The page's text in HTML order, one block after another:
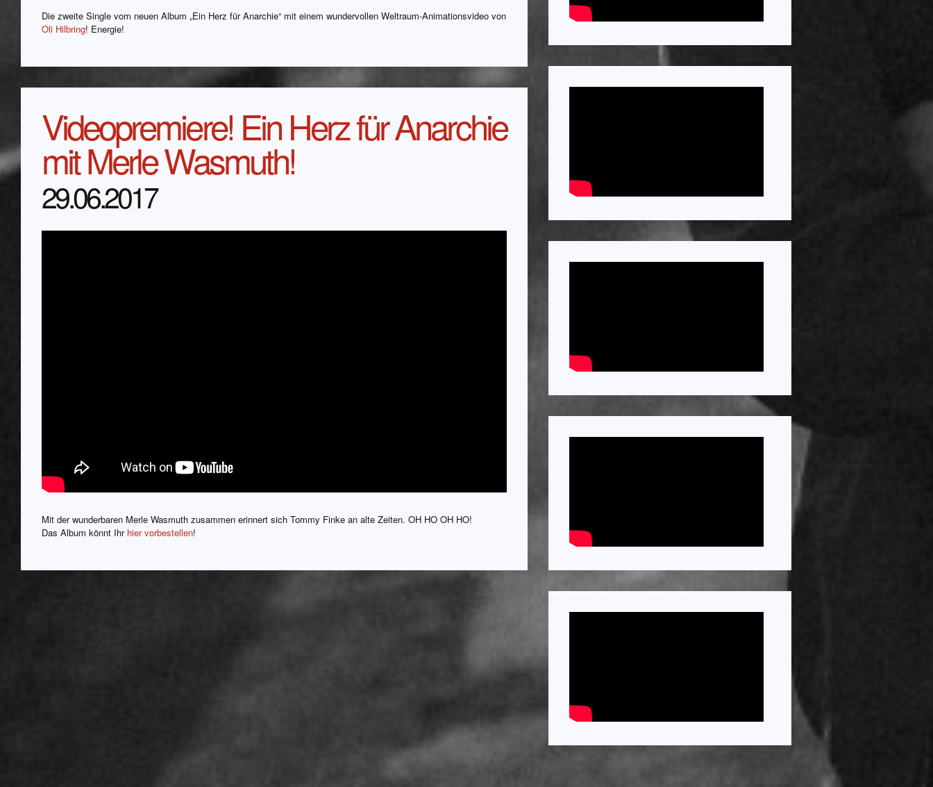
Die zweite Single vom neuen Album „Ein Herz für Anarchie“ mit einem wundervollen Weltraum-Animationsvideo von
Oli Hilbring! Energie!
Videopremiere! Ein Herz für Anarchie
mit Merle Wasmuth!
29.06.2017
Mit der wunderbaren Merle Wasmuth zusammen erinnert sich Tommy Finke an alte Zeiten. OH HO OH HO!
Das Album könnt Ihr hier vorbestellen!